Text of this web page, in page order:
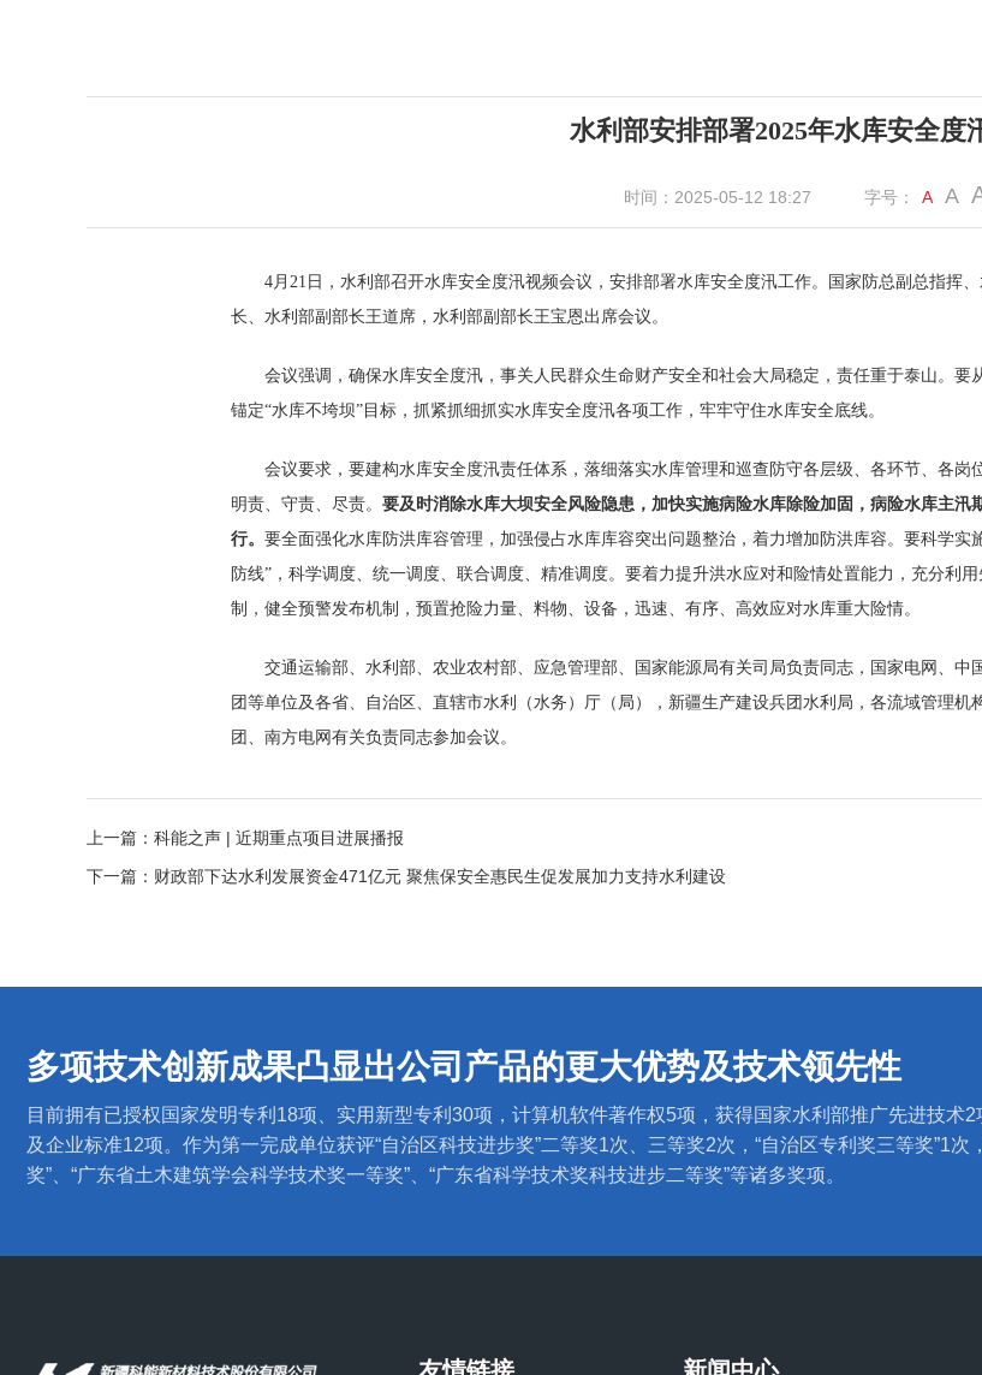
水利部安排部署2025年水库安全度
时间：2025-05-12 18:27 字号： A A
4月21日，水利部召开水库安全度汛视频会议，安排部署水库安全度汛工作。国家防总副总指挥
长、水利部副部长王道席，水利部副部长王宝恩出席会议。
会议强调，确保水库安全度汛，事关人民群众生命财产安全和社会大局稳定，责任重于泰山。要
锚定“水库不垮坝”目标，抓紧抓细抓实水库安全度汛各项工作，牢牢守住水库安全底线。
会议要求，要建构水库安全度汛责任体系，落细落实水库管理和巡查防守各层级、各环节、各
明责、守责、尽责。 要及时消除水库大坝安全风险隐患，加快实施病险水库除险加固，病险水库主
行。 要全面强化水库防洪库容管理，加强侵占水库库容突出问题整治，着力增加防洪库容。要科学实
防线”，科学调度、统一调度、联合调度、精准调度。要着力提升洪水应对和险情处置能力，充分利
制，健全预警发布机制，预置抢险力量、料物、设备，迅速、有序、高效应对水库重大险情。
交通运输部、水利部、农业农村部、应急管理部、国家能源局有关司局负责同志，国家电网、
团等单位及各省、自治区、直辖市水利（水务）厅（局），新疆生产建设兵团水利局，各流域管理
团、南方电网有关负责同志参加会议。
上一篇： 科能之声 | 近期重点项目进展播报
下一篇： 财政部下达水利发展资金471亿元 聚焦保安全惠民生促发展加力支持水利建设
多项技术创新成果凸显出公司产品的更大优势及技术领先性
目前拥有已授权国家发明专利18项、实用新型专利30项，计算机软件著作权5项，获得国家水利部推广先进技术
及企业标准12项。作为第一完成单位获评“自治区科技进步奖”二等奖1次、三等奖2次，“自治区专利奖三等奖”1次
奖”、“广东省土木建筑学会科学技术奖一等奖”、“广东省科学技术奖科技进步二等奖”等诸多奖项。